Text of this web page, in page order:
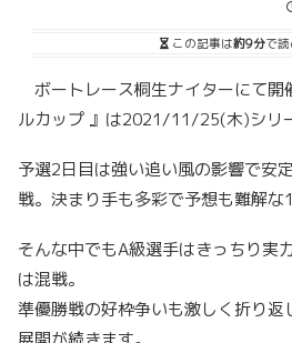
この記事は約9分で読
ボートレース桐生ナイターにて開
ルカップ 』は2021/11/25(木)シリ
予選2日目は強い追い風の影響で安
戦。決まり手も多彩で予想も難解な
そんな中でもA級選手はきっちり実
は混戦。
準優勝戦の好枠争いも激しく折り